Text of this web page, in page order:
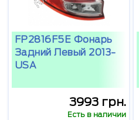
FP2816F5E Фонарь
Задний Левый 2013-
USA
3993 грн.
Есть в наличии